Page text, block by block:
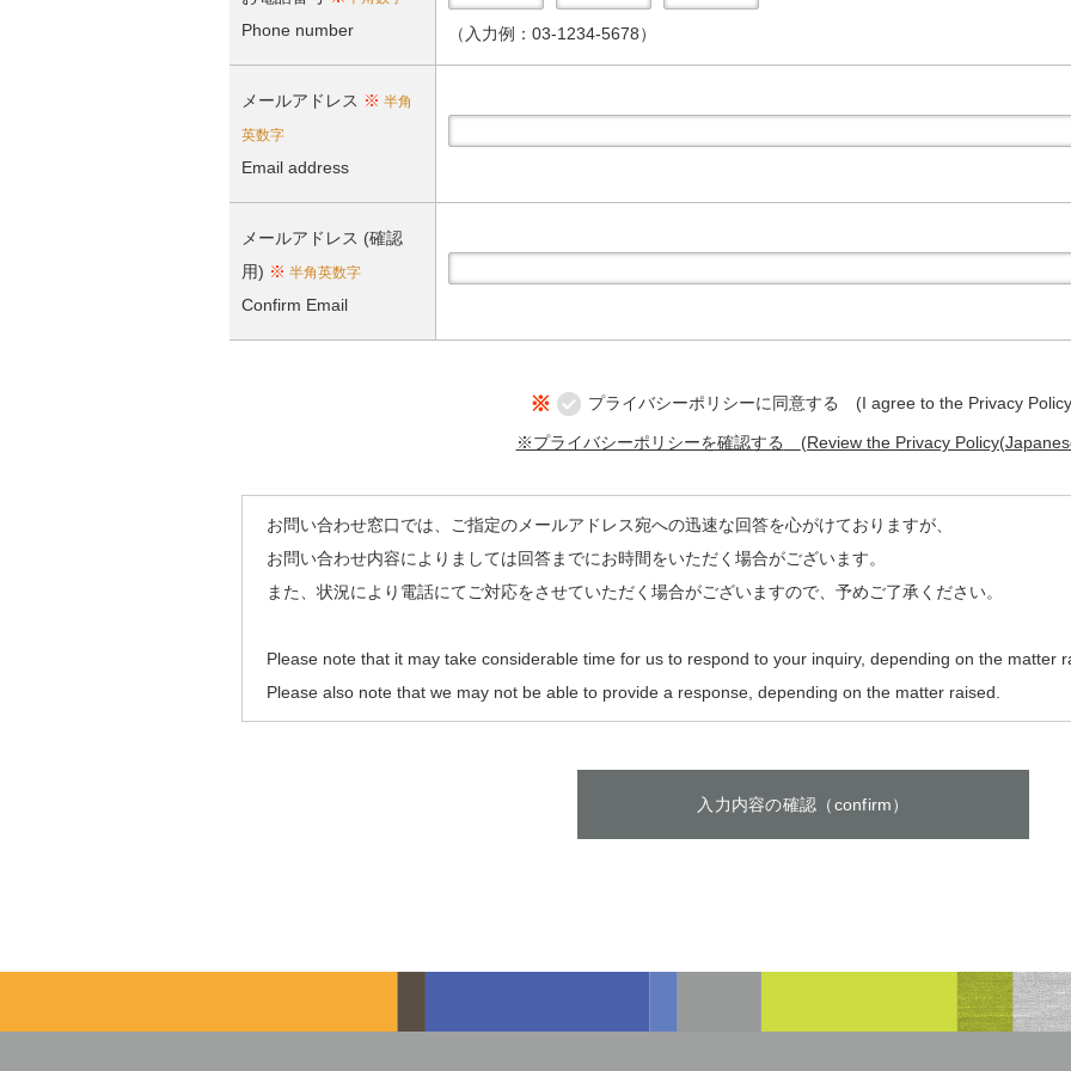
Phone number （入力例：03-1234-5678）
メールアドレス ※ 半角
英数字
Email address
メールアドレス (確認
用) ※ 半角英数字
Confirm Email
※ プライバシーポリシーに同意する (I agree to the Privacy
※プライバシーポリシーを確認する (Review the Privacy
お問い合わせ窓口では、ご指定のメールアドレス宛への迅速な回答を心がけておりますが、
お問い合わせ内容によりましては回答までにお時間をいただく場合がございます。
また、状況により電話にてご対応をさせていただく場合がございますので、予めご了承ください。
Please note that it may take considerable time for us to respond to your inquiry, depending on the matter
Please also note that we may not be able to provide a response, depending on the matter raised.
入力内容の確認（confirm）